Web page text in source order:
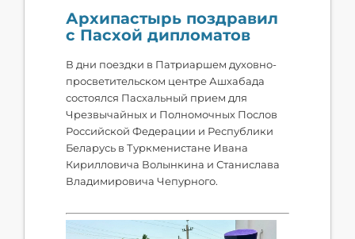
Архипастырь поздравил
с Пасхой дипломатов
В дни поездки в Патриаршем духовно-
просветительском центре Ашхабада
состоялся Пасхальный прием для
Чрезвычайных и Полномочных Послов
Российской Федерации и Республики
Беларусь в Туркменистане Ивана
Кирилловича Волынкина и Станислава
Владимировича Чепурного.